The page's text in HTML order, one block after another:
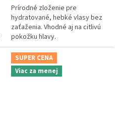
Prírodné zloženie pre
hydratované, hebké vlasy bez
zaťaženia. Vhodné aj na citlivú
pokožku hlavy.
SUPER CENA
Viac za menej